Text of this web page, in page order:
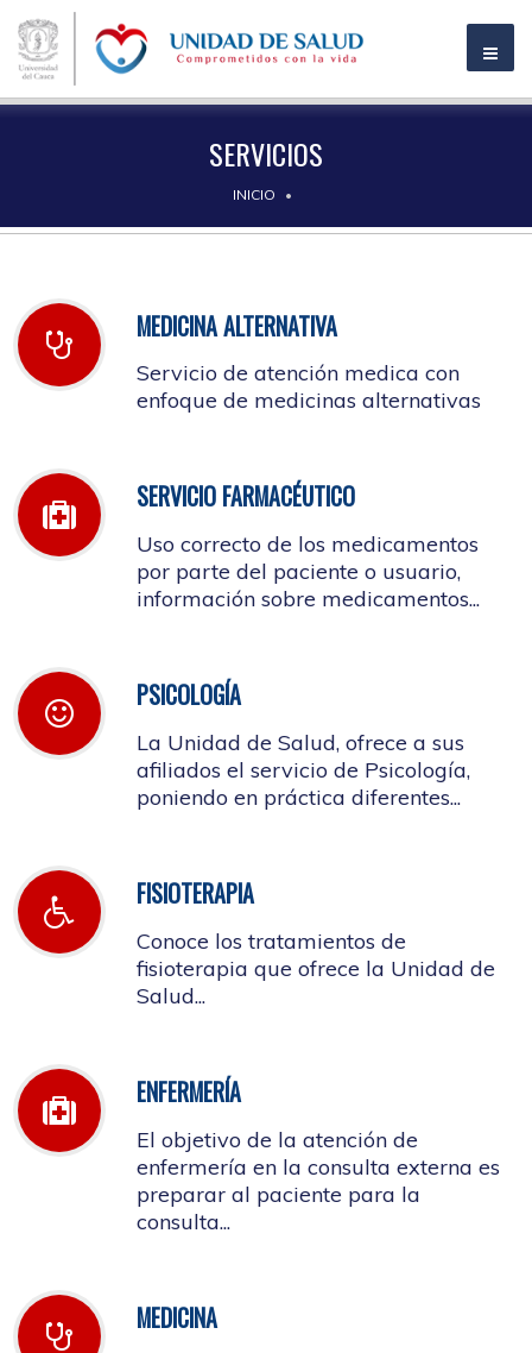
SERVICIOS
INICIO
MEDICINA ALTERNATIVA
Servicio de atención medica con
enfoque de medicinas alternativas
SERVICIO FARMACÉUTICO
Uso correcto de los medicamentos
por parte del paciente o usuario,
información sobre medicamentos...
PSICOLOGÍA
La Unidad de Salud, ofrece a sus
afiliados el servicio de Psicología,
poniendo en práctica diferentes...
FISIOTERAPIA
Conoce los tratamientos de
fisioterapia que ofrece la Unidad de
Salud...
ENFERMERÍA
El objetivo de la atención de
enfermería en la consulta externa es
preparar al paciente para la
consulta...
MEDICINA